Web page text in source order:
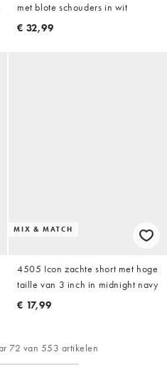
met blote schouders in wit
€ 32,99
MIX & MATCH
4505 Icon zachte short met hoge
taille van 3 inch in midnight navy
€ 17,99
72 van 553 artikelen